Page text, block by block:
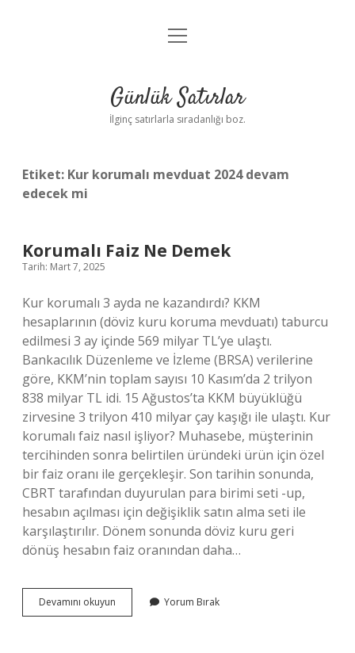
Anasayfa
Yasal Uyarı
menüyü
Günlük Satırlar
İlginç satırlarla sıradanlığı boz.
Etiket: Kur korumalı mevduat 2024 devam
edecek mi
Korumalı Faiz Ne Demek
Tarih: Mart 7, 2025
Kur korumalı 3 ayda ne kazandırdı? KKM
hesaplarının (döviz kuru koruma mevduatı) taburcu
edilmesi 3 ay içinde 569 milyar TL’ye ulaştı.
Bankacılık Düzenleme ve İzleme (BRSA) verilerine
göre, KKM’nin toplam sayısı 10 Kasım’da 2 trilyon
838 milyar TL idi. 15 Ağustos’ta KKM büyüklüğü
zirvesine 3 trilyon 410 milyar çay kaşığı ile ulaştı. Kur
korumalı faiz nasıl işliyor? Muhasebe, müşterinin
tercihinden sonra belirtilen üründeki ürün için özel
bir faiz oranı ile gerçekleşir. Son tarihin sonunda,
CBRT tarafından duyurulan para birimi seti -up,
hesabın açılması için değişiklik satın alma seti ile
karşılaştırılır. Dönem sonunda döviz kuru geri
dönüş hesabın faiz oranından daha…
Devamını okuyun Korumalı
Faiz
Yorum Bırak